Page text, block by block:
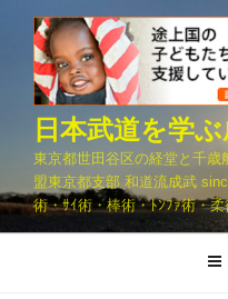
キ
日本武道を学
東京都世田谷区の経堂と千
盟東京都支部 和道流成武
術・ｻｲ術・棒術・ﾄﾝﾌｧ術・